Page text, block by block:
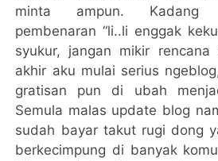
minta ampun. Kadang
pembenaran “li..li enggak
syukur, jangan mikir rencana
akhir aku mulai serius
gratisan pun di ubah
Semula malas update blog
sudah bayar takut rugi dong
berkecimpung di banyak